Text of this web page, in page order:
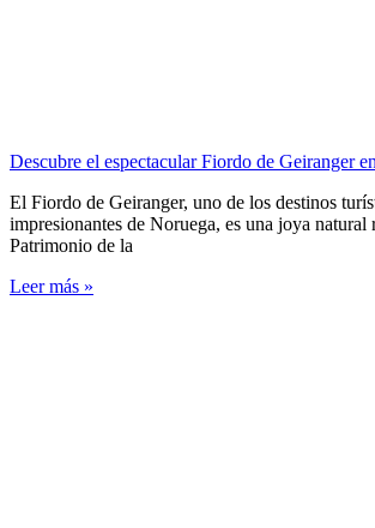
Descubre el espectacular Fiordo de Geiranger
El Fiordo de Geiranger, uno de los destinos
impresionantes de Noruega, es una joya natural
Patrimonio de la
Leer más »